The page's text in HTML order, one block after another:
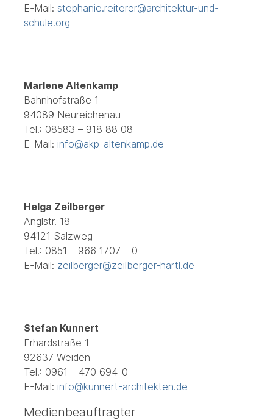
E-Mail: stephanie.reiterer@architektur-und-
schule.org
Marlene Altenkamp
Bahnhofstraße 1
94089 Neureichenau
Tel.: 08583 – 918 88 08
E-Mail: info@akp-altenkamp.de
Helga Zeilberger
Anglstr. 18
94121 Salzweg
Tel.: 0851 – 966 1707 – 0
E-Mail: zeilberger@zeilberger-hartl.de
Stefan Kunnert
Erhardstraße 1
92637 Weiden
Tel.: 0961 – 470 694-0
E-Mail: info@kunnert-architekten.de
Medienbeauftragter